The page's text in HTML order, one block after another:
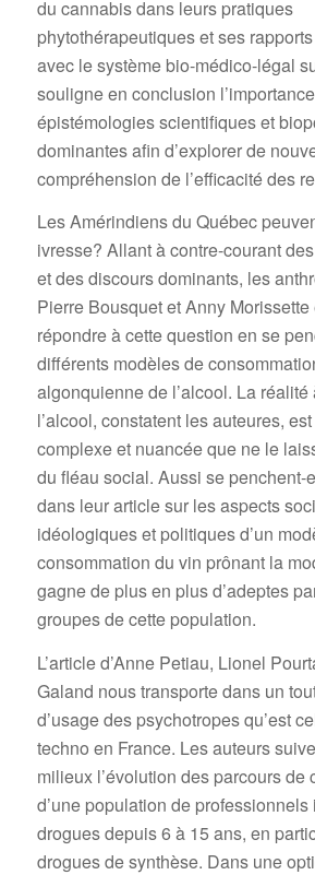
du cannabis dans leurs pratiques
phytothérapeutiques et ses
avec le système bio-médico-légal
souligne en conclusion
épistémologies scientifiques et
dominantes afin d’explorer de
compréhension de l’efficacité des
Les Amérindiens du Québec
ivresse? Allant à contre-courant
et des discours dominants, les
Pierre Bousquet et Anny
répondre à cette question en se
différents modèles de
algonquienne de l’alcool. La réalité
l’alcool, constatent les auteures,
complexe et nuancée que ne le
du fléau social. Aussi se penchent-
dans leur article sur les aspects
idéologiques et politiques d’un
consommation du vin prônant la
gagne de plus en plus d’adeptes
groupes de cette population.
L’article d’Anne Petiau, Lionel
Galand nous transporte dans un
d’usage des psychotropes qu’est
techno en France. Les auteurs
milieux l’évolution des parcours de
d’une population de
drogues depuis 6 à 15 ans, en
drogues de synthèse. Dans une